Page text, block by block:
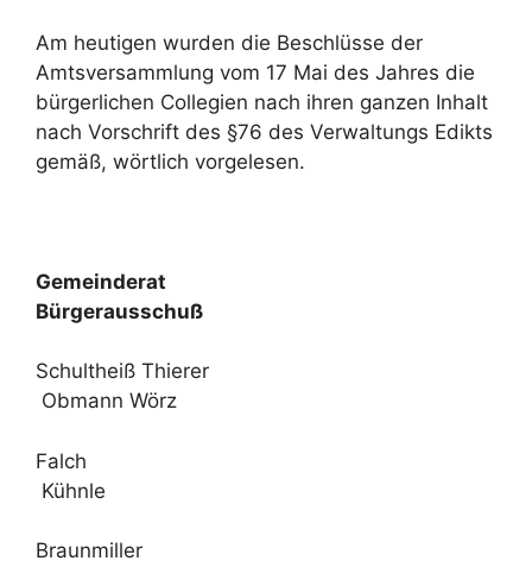
Am heutigen wurden die Beschlüsse der
Amtsversammlung vom 17 Mai des Jahres die
bürgerlichen Collegien nach ihren ganzen Inhalt
nach Vorschrift des §76 des Verwaltungs Edikts
gemäß, wörtlich vorgelesen.
Gemeinderat
Bürgerausschuß
Schultheiß Thierer
Obmann Wörz
Falch
Kühnle
Braunmiller